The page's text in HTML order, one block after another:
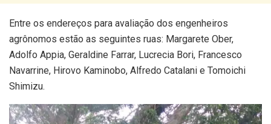
Entre os endereços para avaliação dos engenheiros
agrônomos estão as seguintes ruas: Margarete Ober,
Adolfo Appia, Geraldine Farrar, Lucrecia Bori, Francesco
Navarrine, Hirovo Kaminobo, Alfredo Catalani e Tomoichi
Shimizu.